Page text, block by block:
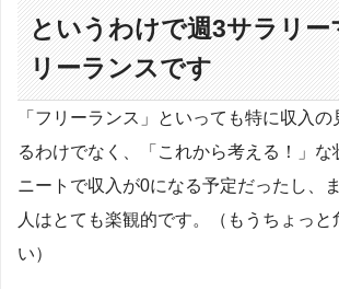
というわけで週3サラリー
リーランスです
「フリーランス」といっても特に収入
るわけでなく、「これから考える！」な
ニートで収入が0になる予定だったし、
人はとても楽観的です。（もうちょっと
い）